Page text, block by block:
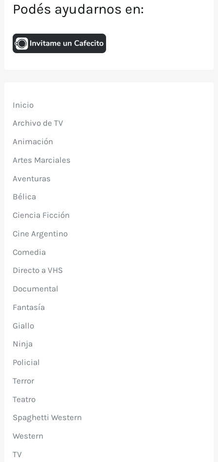
Podés ayudarnos en:
Inicio
Archivo de TV
Animación
Artes Marciales
Aventuras
Bélica
Ciencia Ficción
Cine Argentino
Comedia
Directo a VHS
Documental
Fantasía
Giallo
Ninja
Policial
Terror
Teatro
Spaghetti Western
Western
TV